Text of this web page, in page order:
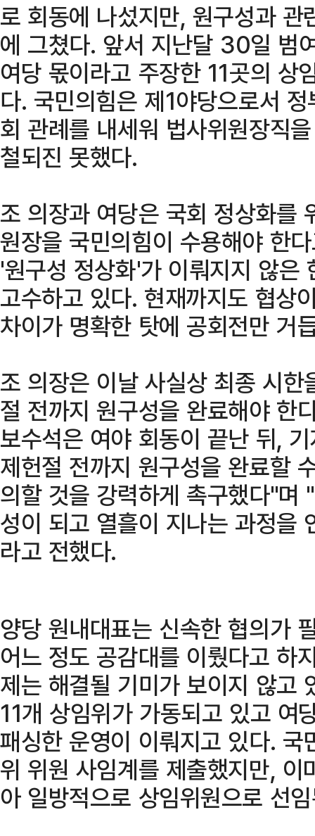
로 회동에 나섰지만, 원구성과
에 그쳤다. 앞서 지난달 30일 범
여당 몫이라고 주장한 11곳의 상
다. 국민의힘은 제1야당으로서
회 관례를 내세워 법사위원장직
철되진 못했다.
조 의장과 여당은 국회 정상화를
원장을 국민의힘이 수용해야 한
'원구성 정상화'가 이뤄지지 않은
고수하고 있다. 현재까지도 협상
차이가 명확한 탓에 공회전만 거
조 의장은 이날 사실상 최종 시
절 전까지 원구성을 완료해야 한
보수석은 여야 회동이 끝난 뒤,
제헌절 전까지 원구성을 완료할
의할 것을 강력하게 촉구했다"
성이 되고 열흘이 지나는 과정을
라고 전했다.
양당 원내대표는 신속한 협의가
어느 정도 공감대를 이뤘다고 하
제는 해결될 기미가 보이지 않고
11개 상임위가 가동되고 있고 여
패싱한 운영이 이뤄지고 있다.
위 위원 사임계를 제출했지만,
아 일방적으로 상임위원으로 선